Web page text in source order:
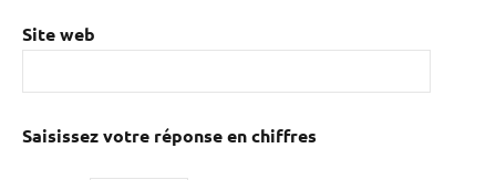
Site web
Saisissez votre réponse en chiffres